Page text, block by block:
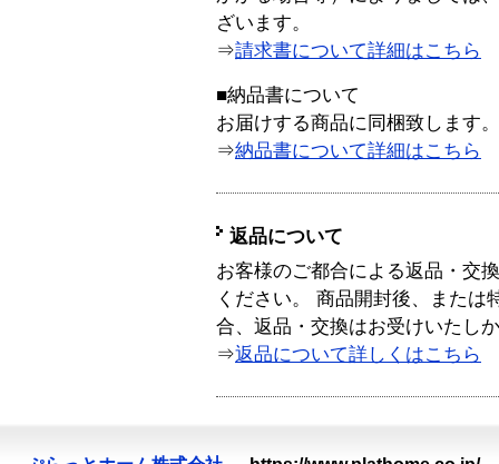
ざいます。
⇒請求書について詳細はこちら
■納品書について
お届けする商品に同梱致します。
⇒納品書について詳細はこちら
返品について
お客様のご都合による返品・交
ください。 商品開封後、または
合、返品・交換はお受けいたし
⇒返品について詳しくはこちら